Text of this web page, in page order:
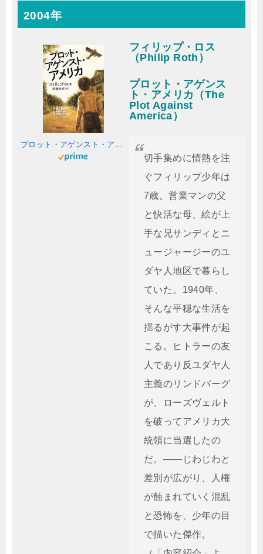
2004年
プロット・アゲンスト・アメリカ (集英社文庫)
フィリップ・ロス
（Philip Roth）
プロット・アゲンス
ト・アメリカ（The
Plot Against
America）
切手集めに情熱を注
ぐフィリップ少年は
7歳。営業マンの父
と快活な母、絵が上
手な兄サンディとニ
ュージャージーのユ
ダヤ人地区で暮らし
ていた。1940年、
そんな平穏な生活を
揺るがす大事件が起
こる。ヒトラーの友
人であり反ユダヤ人
主義のリンドバーグ
が、ローズヴェルト
を破ってアメリカ大
統領に当選したの
だ。――じわじわと
差別が広がり、人権
が蝕まれていく混乱
と恐怖を、少年の目
で描いた傑作。